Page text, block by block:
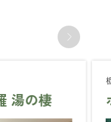
湯の棲